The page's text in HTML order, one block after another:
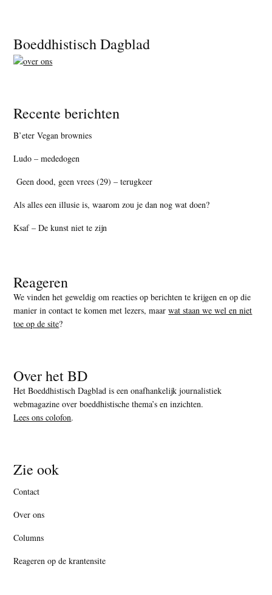
Footer
Boeddhistisch Dagblad
Recente berichten
B’eter Vegan brownies
Ludo – mededogen
Geen dood, geen vrees (29) – terugkeer
Als alles een illusie is, waarom zou je dan nog wat doen?
Ksaf – De kunst niet te zijn
Reageren
We vinden het geweldig om reacties op berichten te krijgen en op die
manier in contact te komen met lezers, maarwat staan we wel en niet
toe op de site?
Over het BD
Het Boeddhistisch Dagblad is een onafhankelijk journalistiek
webmagazine over boeddhistische thema’s en inzichten.
Lees ons colofon.
Zie ook
Contact
Over ons
Columns
Reageren op de krantensite